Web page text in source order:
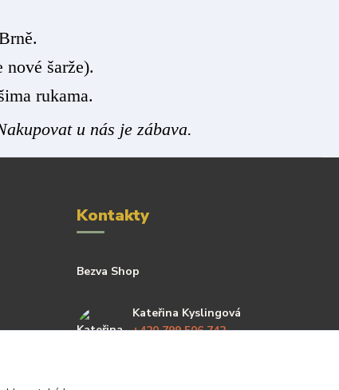
šarže).
rukama.
u nás je zábava.
Kontakty
Bezva Shop
Kateřina Kyslingová
+420 799 506 742